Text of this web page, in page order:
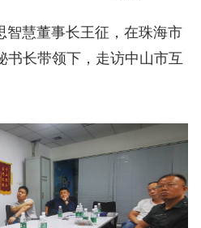
慧董事长王征，在珠海市
书长带领下，走访中山市互